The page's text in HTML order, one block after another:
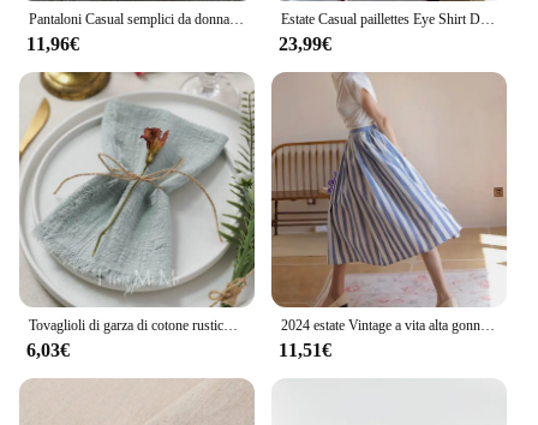
Pantaloni Casual semplici da donna pantaloni in cotone e lino tinta unita con coulisse pantaloni estivi sottili da donna elasticizzati in vita Chino
11,96€
Estate Casual paillettes Eye Shirt Dress donna Fashiona Beach Style bottone allentato protezione solare cotone lino camicia Dress donna
23,99€
6,03€
2024 estate Vintage a vita alta gonna a righe stile spiaggia a-line cotone lino gonna donna Casual elastico forza signore gonne
11,51€